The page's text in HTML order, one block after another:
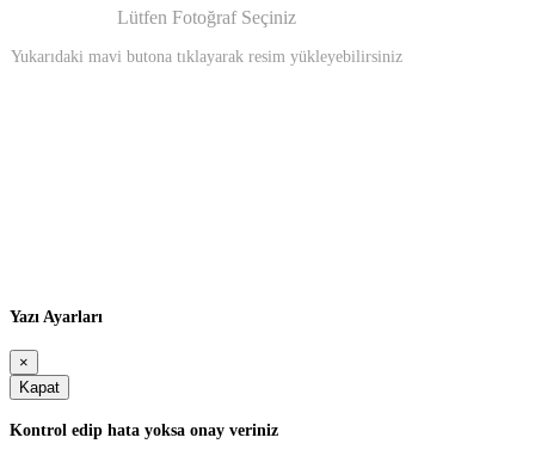
Lütfen Fotoğraf Seçiniz
Yukarıdaki mavi butona tıklayarak resim yükleyebilirsiniz
Yazı Ayarları
×
Kapat
Kontrol edip hata yoksa onay veriniz